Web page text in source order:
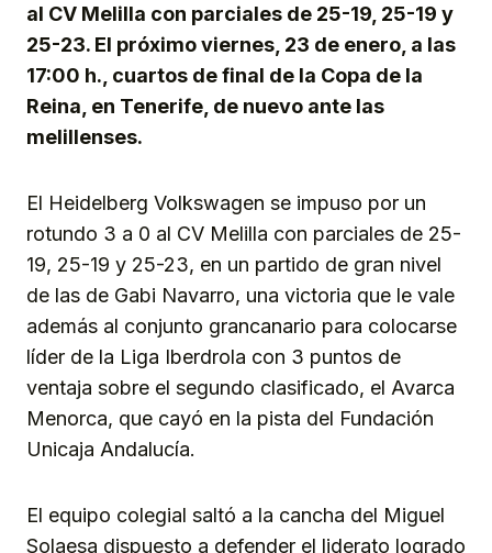
al CV Melilla con parciales de 25-19, 25-19 y
25-23. El próximo viernes, 23 de enero, a las
17:00 h., cuartos de final de la Copa de la
Reina, en Tenerife, de nuevo ante las
melillenses.
El Heidelberg Volkswagen se impuso por un
rotundo 3 a 0 al CV Melilla con parciales de 25-
19, 25-19 y 25-23, en un partido de gran nivel
de las de Gabi Navarro, una victoria que le vale
además al conjunto grancanario para colocarse
líder de la Liga Iberdrola con 3 puntos de
ventaja sobre el segundo clasificado, el Avarca
Menorca, que cayó en la pista del Fundación
Unicaja Andalucía.
El equipo colegial saltó a la cancha del Miguel
Solaesa dispuesto a defender el liderato logrado